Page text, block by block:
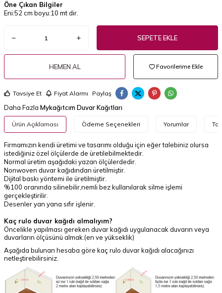
Öne Çıkan Bilgiler
Eni:52 cm boyu:10 mt dir.
SEPETE EKLE
HEMEN AL Favorilerime Ekle
Tavsiye Et Fiyat Alarmı Paylaş
Daha Fazla Mykağıtcım Duvar Kağıtları
Ürün Açıklaması Ödeme Seçenekleri Yorumlar
Firmamızın kendi üretimi ve tasarımı olduğu için eğer talebiniz olursa
istediğiniz özel ölçülerde de üretilebilmektedir.
Normal üretim aşağıdaki yazan ölçülerdedir.
Nonwoven duvar kağıdından üretilmiştir.
Dijital baskı yöntemi ile üretilmiştir.
%100 oranında silinebilir,nemli bez kullanılarak silme işlemi
gerçekleştirilir.
Desenler yan yana sıfır işlenir.
Kaç rulo duvar kağıdı almalıyım?
Öncelikle yapılması gereken duvar kağıdı uygulanacak duvarın veya
duvarların ölçüsünü almak.(en ve yükseklik)
Aşağıda bulunan hesaba göre kaç rulo duvar kağıdı alacağınızı
netleştirebilirsiniz.